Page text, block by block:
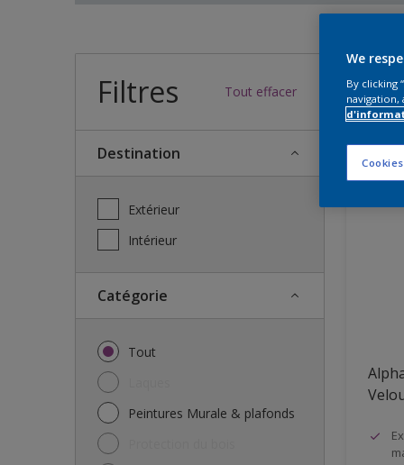
Filtres Tout effacer
Destination
Extérieur
Intérieur
Catégorie
Tout
Peintures Murale & plafonds
13Nous
We
By clicking
navigation,